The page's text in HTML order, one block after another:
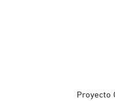
Proyecto